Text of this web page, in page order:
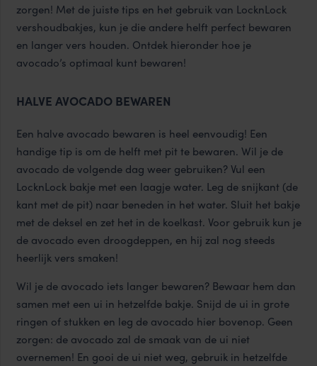
zorgen! Met de juiste tips en het gebruik van LocknLock
vershoudbakjes, kun je die andere helft perfect bewaren
en langer vers houden. Ontdek hieronder hoe je
avocado’s optimaal kunt bewaren!
HALVE AVOCADO BEWAREN
Een halve avocado bewaren is heel eenvoudig! Een
handige tip is om de helft met pit te bewaren. Wil je de
avocado de volgende dag weer gebruiken? Vul een
LocknLock bakje met een laagje water. Leg de snijkant (de
kant met de pit) naar beneden in het water. Sluit het bakje
met de deksel en zet het in de koelkast. Voor gebruik kun je
de avocado even droogdeppen, en hij zal nog steeds
heerlijk vers smaken!
Wil je de avocado iets langer bewaren? Bewaar hem dan
samen met een ui in hetzelfde bakje. Snijd de ui in grote
ringen of stukken en leg de avocado hier bovenop. Geen
zorgen: de avocado zal de smaak van de ui niet
overnemen! En gooi de ui niet weg, gebruik in hetzelfde